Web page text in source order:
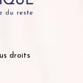
droits